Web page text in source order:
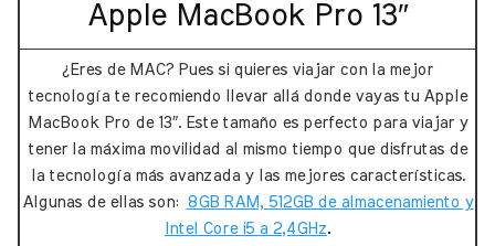
Apple MacBook Pro 13″
¿Eres de MAC? Pues si quieres viajar con la mejor
tecnología te recomiendo llevar allá donde vayas tu Apple
MacBook Pro de 13″. Este tamaño es perfecto para viajar y
tener la máxima movilidad al mismo tiempo que disfrutas de
la tecnología más avanzada y las mejores características.
Algunas de ellas son: 8GB RAM, 512GB de almacenamiento y
Intel Core i5 a 2,4GHz.